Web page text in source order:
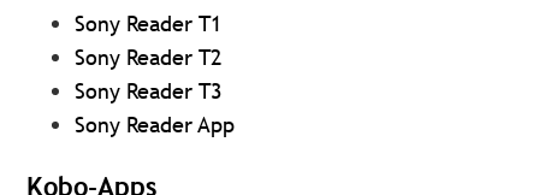
Sony Reader T1
Sony Reader T2
Sony Reader T3
Sony Reader App
Kobo-Apps